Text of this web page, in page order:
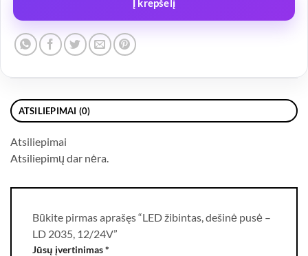
Į krepšelį
ATSILIEPIMAI (0)
Atsiliepimai
Atsiliepimų dar nėra.
Būkite pirmas aprašęs “LED žibintas, dešinė pusė –
LD 2035, 12/24V”
Jūsų įvertinimas*